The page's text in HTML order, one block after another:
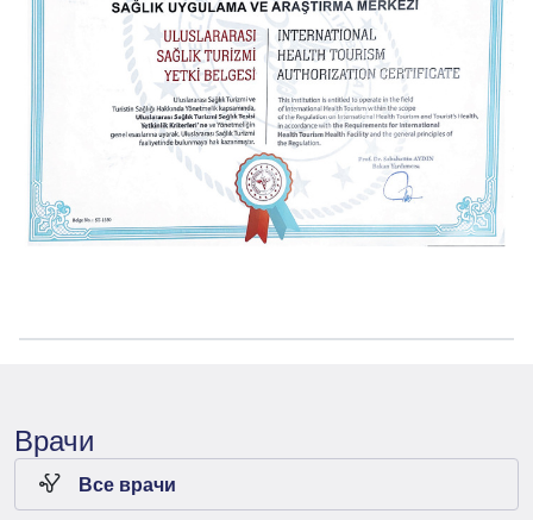
Врачи
Все врачи